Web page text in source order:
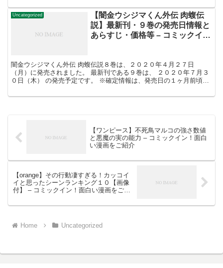
Uncategorized
【闇金ウシジマくん外伝 肉蝮伝
説】最新刊・９巻の発売日情報と
あらすじ・価格等 – コミックイ
闇金ウシジマくん外伝 肉蝮伝説８巻は、２０２０年４月２７日
（月）に発売されました。 最新刊である９巻は、 ２０２０年７月３
０日（木） の発売予定です。 ※確定情報は、発売日の１ヶ月前頃に
【ワンピース】不死鳥マルコの強さ数値
と悪魔の実の能力 – コミックイン！面白
い漫画をご紹介
【orange】その行動凄すぎる！カッコイ
イと思ったシーンランキング１０【画像
付】 – コミックイン！面白い漫画をご紹
Home Uncategorized